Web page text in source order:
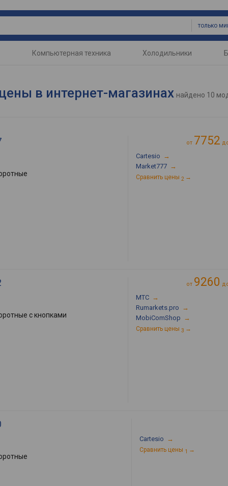
Компьютерная техника Холодильники
в интернет-магазинах найдено 10
от 7752
Cartesio →
Market777 →
Сравнить цены 2 →
с кнопками
от 9260
МТС →
Rumarkets.pro →
MobiComShop →
Сравнить цены 3 →
Cartesio →
Сравнить цены 1 →